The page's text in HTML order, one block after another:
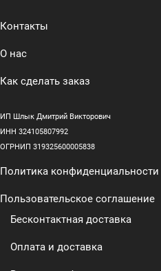
Контакты
О нас
Как сделать заказ
ИП Шлык Дмитрий Викторович
ИНН 324105807992
ОГРНИП 319325600005838
Политика конфиденциальности
Пользовательское соглашение
Бесконтактная доставка
Оплата и доставка